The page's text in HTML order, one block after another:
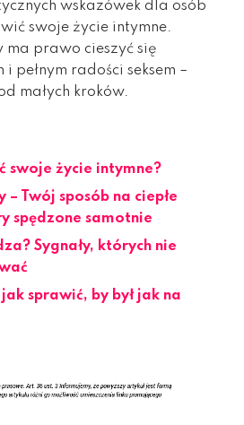
wskazówek dla osób
swoje życie intymne.
ma prawo cieszyć się
pełnym radości seksem –
małych kroków.
swoje życie intymne?
– Twój sposób na ciepłe
spędzone samotnie
Sygnały, których nie
sprawić, by był jak na